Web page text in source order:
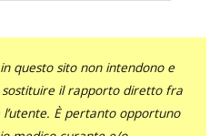
questo sito non intendono e
il rapporto diretto fra
È pertanto opportuno